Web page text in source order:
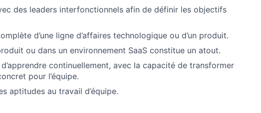
des leaders interfonctionnels afin de définir les objectifs
d’une ligne d’affaires technologique ou d’un produit.
ou dans un environnement SaaS constitue un atout.
continuellement, avec la capacité de transformer
pour l’équipe.
aptitudes au travail d’équipe.